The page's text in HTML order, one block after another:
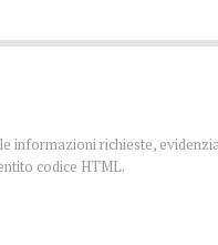
informazioni richieste,
codice HTML.